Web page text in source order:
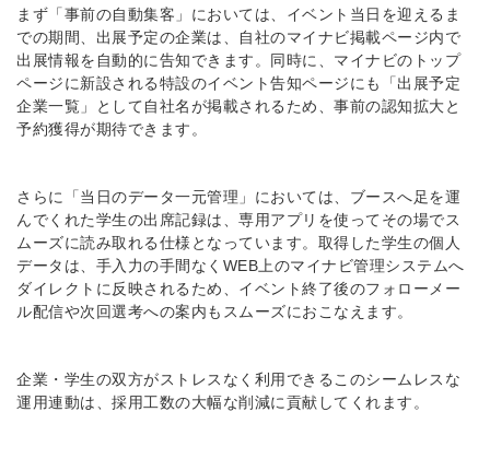
まず「事前の自動集客」においては、イベント当日を迎えるま
での期間、出展予定の企業は、自社のマイナビ掲載ページ内で
出展情報を自動的に告知できます。同時に、マイナビのトップ
ページに新設される特設のイベント告知ページにも「出展予定
企業一覧」として自社名が掲載されるため、事前の認知拡大と
予約獲得が期待できます。
さらに「当日のデータ一元管理」においては、ブースへ足を運
んでくれた学生の出席記録は、専用アプリを使ってその場でス
ムーズに読み取れる仕様となっています。取得した学生の個人
データは、手入力の手間なくWEB上のマイナビ管理システムへ
ダイレクトに反映されるため、イベント終了後のフォローメー
ル配信や次回選考への案内もスムーズにおこなえます。
企業・学生の双方がストレスなく利用できるこのシームレスな
運用連動は、採用工数の大幅な削減に貢献してくれます。